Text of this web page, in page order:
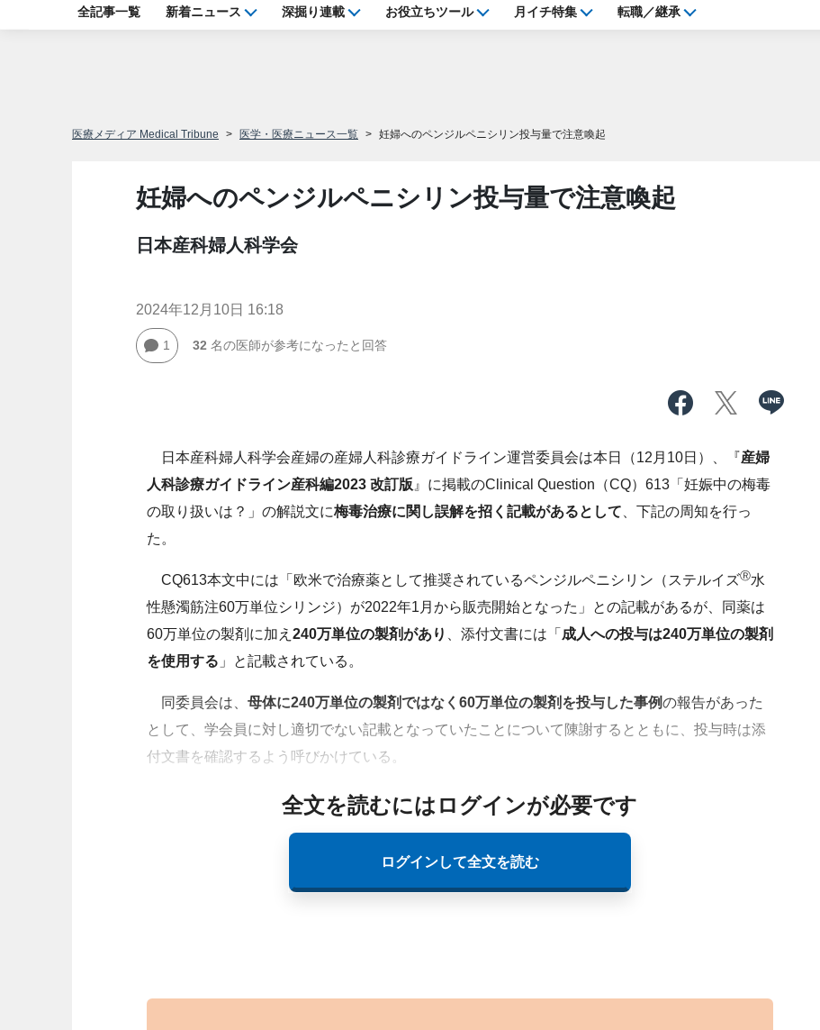
全記事一覧 新着ニュース 深掘り連載 お役立ちツール 月イチ特集 転職／継承
医療メディア Medical Tribune 医学・医療ニュース一覧 妊婦へのペンジルペニシリン投与量で注意喚起
妊婦へのペンジルペニシリン投与量で注意喚起
日本産科婦人科学会
2024年12月10日 16:18
1 32 名の医師が参考になったと回答
日本産科婦人科学会産婦の産婦⼈科診療ガイドライン運営委員会は本日（12月10日）、『産婦
⼈科診療ガイドライン産科編2023 改訂版 』に掲載のClinical Question（CQ）613「妊娠中の梅毒
の取り扱いは？」の解説⽂に梅毒治療に関し誤解を招く記載があるとして 、下記の周知を行っ
た。
CQ613本⽂中には「欧米で治療薬として推奨されているペンジルペニシリン（ステルイズⓇ⽔
性懸濁筋注60万単位シリンジ）が2022年1月から販売開始となった」との記載があるが、同薬は
60万単位の製剤に加え 240万単位の製剤があり 、添付文書には「 成⼈への投与は240万単位の製剤
を使⽤する 」と記載されている。
同委員会は、 母体に240万単位の製剤ではなく 60万単位の製剤を投与した事例の報告があった
として、学会員に対し適切でない記載となっていたことについて陳謝するとともに、投与時は添
付⽂書を確認するよう呼びかけている。
全文を読むにはログインが必要です
ログインして全文を読む